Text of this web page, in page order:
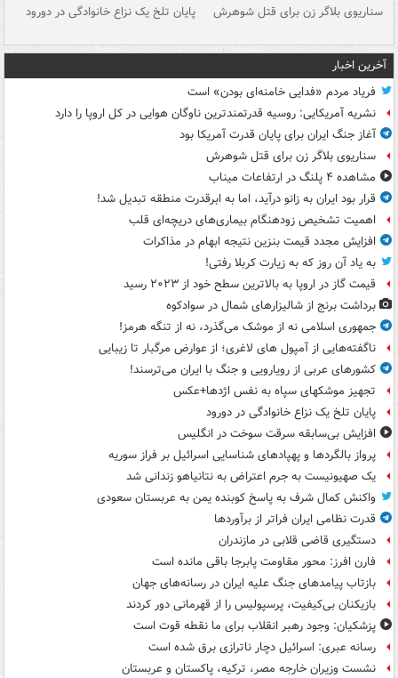
سناریوی بلاگر زن برای قتل شوهرش پایان تلخ یک نزاع خانوادگی در دورود
آخرین اخبار
فریاد مردم «فدایی خامنه‌ای بودن» است
نشریه آمریکایی: روسیه قدرتمندترین ناوگان هوایی در کل اروپا را دارد
آغاز جنگ ایران برای پایان قدرت آمریکا بود
سناریوی بلاگر زن برای قتل شوهرش
مشاهده ۴ پلنگ در ارتفاعات میناب
قرار بود ایران به زانو درآید، اما به ابرقدرت منطقه تبدیل شد!
اهمیت تشخیص زودهنگام بیماری‌های دریچه‌ای قلب
افزایش مجدد قیمت بنزین نتیجه ابهام در مذاکرات
به یاد آن روز که به زیارت کربلا رفتی!
قیمت گاز در اروپا به بالاترین سطح خود از ۲۰۲۳ رسید
برداشت برنج از شالیزارهای شمال در سوادکوه
جمهوری اسلامی نه از موشک می‌گذرد، نه از تنگه هرمز!
ناگفته‌هایی از آمپول های لاغری؛ از عوارض مرگبار تا زیبایی
کشورهای عربی از رویارویی و جنگ با ایران می‌ترسند!
تجهیز موشکهای سپاه به نفس اژدها+عکس
پایان تلخ یک نزاع خانوادگی در دورود
افزایش بی‌سابقه سرقت سوخت در انگلیس
پرواز بالگردها و پهپادهای شناسایی اسرائیل بر فراز سوریه
یک صهیونیست به جرم اعتراض به نتانیاهو زندانی شد
واکنش کمال شرف به پاسخ کوبنده یمن به عربستان سعودی
قدرت نظامی ایران فراتر از برآوردها
دستگیری قاضی قلابی در مازندران
فارن افرز: محور مقاومت پابرجا باقی مانده است
بازتاب پیامدهای جنگ علیه ایران در رسانه‌های جهان
بازیکنان بی‌کیفیت، پرسپولیس را از قهرمانی دور کردند
پزشکیان: وجود رهبر انقلاب برای ما نقطه قوت است
رسانه عبری: اسرائیل دچار ناترازی برق شده است
نشست وزیران خارجه مصر، ترکیه، پاکستان و عربستان